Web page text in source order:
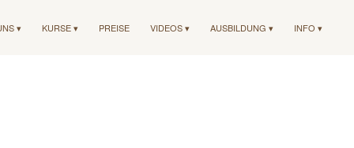
▾ KURSE ▾ PREISE VIDEOS ▾ AUSBILDUNG ▾ INFO ▾